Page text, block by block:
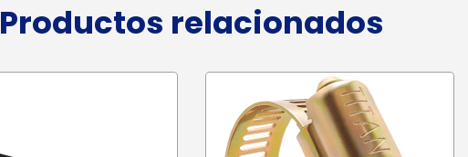
Productos relacionados